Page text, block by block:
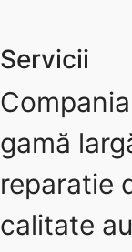
Servicii
gamă
reparatie
calitate